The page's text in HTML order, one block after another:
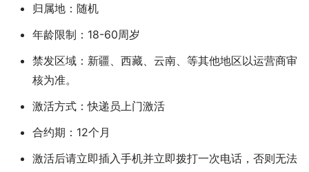
归属地：随机
年龄限制：18-60周岁
禁发区域：新疆、西藏、云南、等其他地区以运营商审
核为准。
激活方式：快递员上门激活
合约期：12个月
激活后请立即插入手机并立即拨打一次电话，否则无法